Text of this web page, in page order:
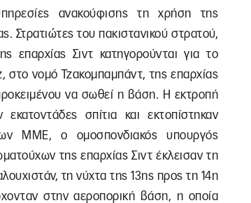
ανακούφισης τη χρήση της
Στρατιώτες του πακιστανικού στρατού,
επαρχίας Σιντ κατηγορούνται για το
στο νομό Τζακομπαμπάντ, της επαρχίας
να σωθεί η βάση. Η εκτροπή
σπίτια και εκτοπίστηκαν
ΜΜΕ, ο ομοσπονδιακός υπουργός
της επαρχίας Σιντ έκλεισαν τη
τη νύχτα της 13ης προς τη 14η
στην αεροπορική βάση, η οποία